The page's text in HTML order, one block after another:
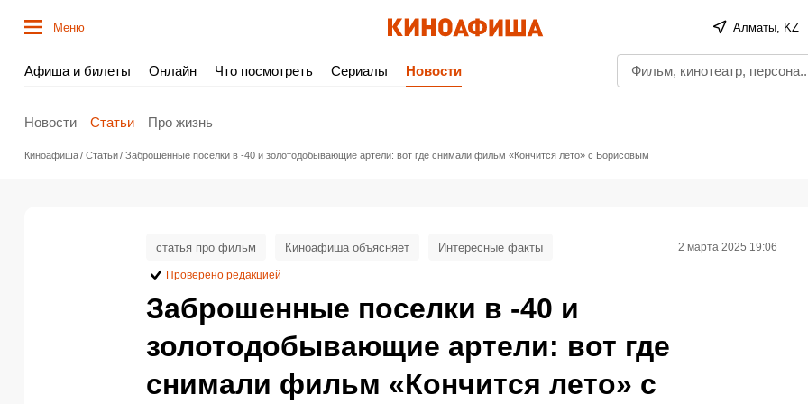
Меню Алматы, KZ
Афиша и билеты Онлайн Что посмотреть Сериалы Новости
Новости Статьи Про жизнь
Киноафиша Статьи Заброшенные поселки в -40 и золотодобывающие артели: вот где снимали фильм «Кончится лето» с Борисовым
Заброшенные поселки в -40 и
золотодобывающие артели: вот где
снимали фильм «Кончится лето» с
статья про фильм Киноафиша объясняет Интересные факты 2 марта 2025 19:06
Проверено редакцией